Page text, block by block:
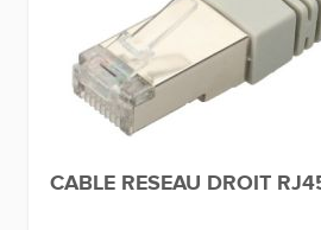
CABLE RESEAU DROIT